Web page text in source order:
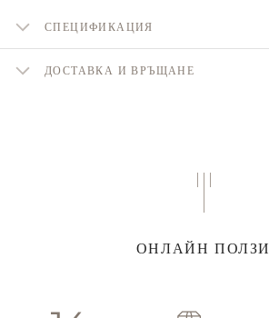
СПЕЦИФИКАЦИЯ
ДОСТАВКА И ВРЪЩАНЕ
ОНЛАЙН ПОЛЗИ